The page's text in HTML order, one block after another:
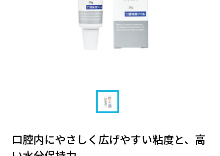
口腔内にやさしく広げやすい粘度と、高